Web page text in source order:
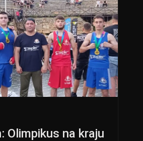
Olimpikus na kraju